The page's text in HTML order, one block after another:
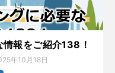
報をご紹介138！
年10月18日